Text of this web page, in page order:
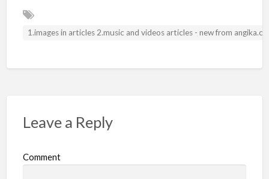
1.images in articles 2.music and videos articles - new from
Leave a Reply
Comment